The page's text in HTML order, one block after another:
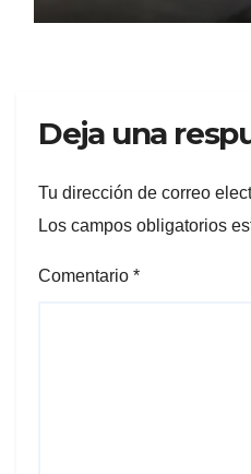
Deja una
Tu dirección de correo
Los campos obligatorios
Comentario *